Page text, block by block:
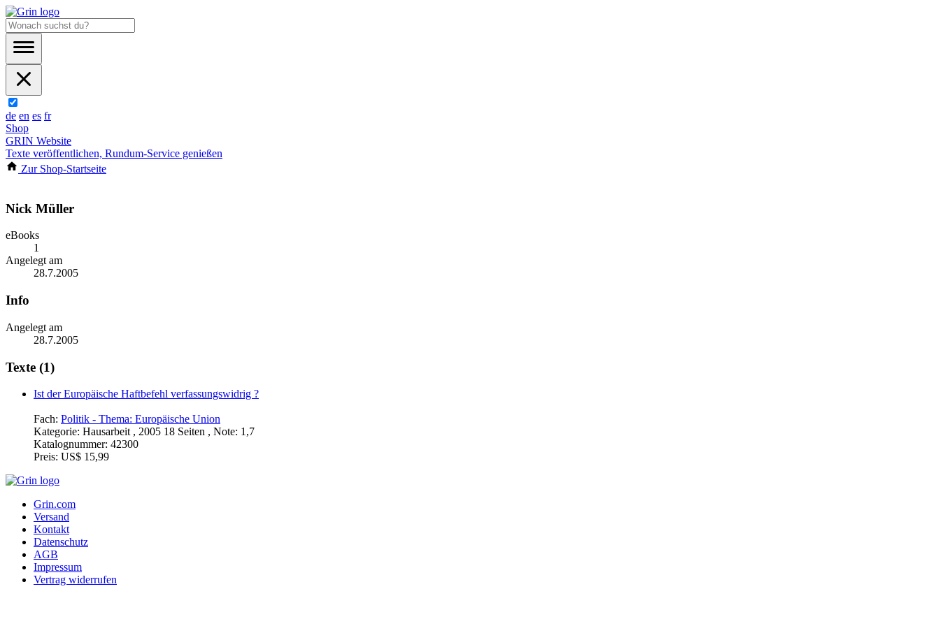
de en es fr
Shop
GRIN Website
Texte veröffentlichen, Rundum-Service genießen
Zur Shop-Startseite
Nick Müller
eBooks
1
Angelegt am
28.7.2005
Info
Angelegt am
28.7.2005
Texte (1)
Ist der Europäische Haftbefehl verfassungswidrig ?
Fach: Politik - Thema: Europäische Union
Kategorie: Hausarbeit , 2005 18 Seiten , Note: 1,7
Katalognummer: 42300
Preis: US$ 15,99
Grin.com
Versand
Kontakt
Datenschutz
AGB
Impressum
Vertrag widerrufen